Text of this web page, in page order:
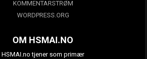
KOMMENTARSTRØM
WORDPRESS.ORG
OM HSMAI.NO
HSMAI.no tjener som primær